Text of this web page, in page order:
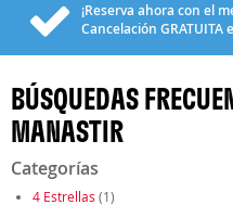
¡Reserva ahora con el
Cancelación GRATUITA
BÚSQUEDAS
MANASTIR
Categorías
4 Estrellas (1)